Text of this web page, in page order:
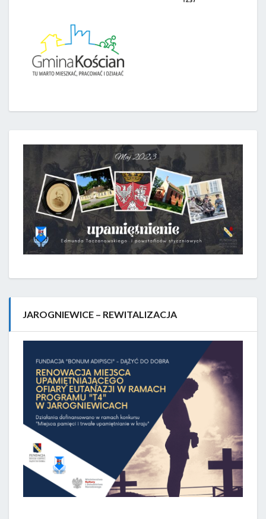
JAROGNIEWICE – REWITALIZACJA